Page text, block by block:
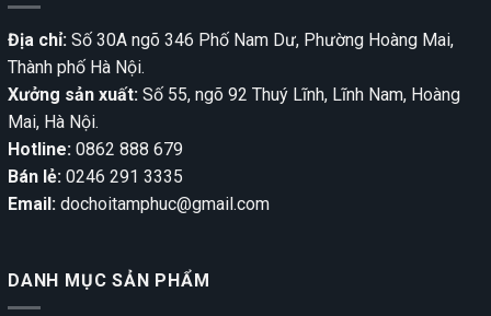
Địa chỉ: Số 30A ngõ 346 Phố Nam Dư, Phường Hoàng Mai,
Thành phố Hà Nội.
Xưởng sản xuất: Số 55, ngõ 92 Thuý Lĩnh, Lĩnh Nam, Hoàng
Mai, Hà Nội.
Hotline: 0862 888 679
Bán lẻ: 0246 291 3335
Email: dochoitamphuc@gmail.com
DANH MỤC SẢN PHẨM